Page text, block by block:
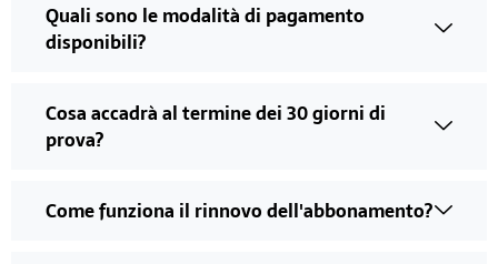
Quali sono le modalità di pagamento
disponibili?
Cosa accadrà al termine dei 30 giorni di
prova?
Come funziona il rinnovo dell'abbonamento?